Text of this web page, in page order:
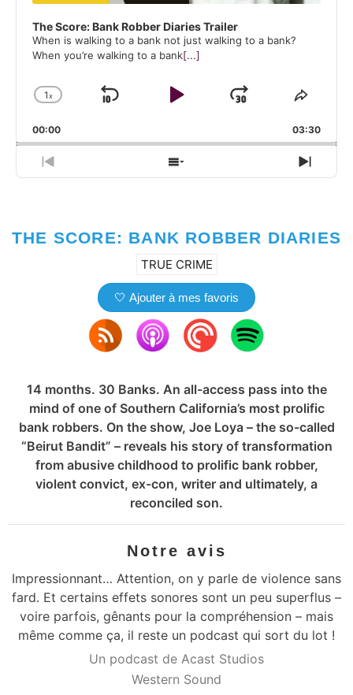
The Score: Bank Robber Diaries Trailer
When is walking to a bank not just walking to a bank?
When you’re walking to a bank[...]
Change Playback Rate
1x Skip Backward
Play Pause
Jump Share
00:00 03:30
Previous EpisodeShow Episodes ListNext
THE SCORE: BANK ROBBER DIARIES
TRUE CRIME
🤍 Ajouter à mes favoris
14 months. 30 Banks. An all-access pass into the
mind of one of Southern California’s most prolific
bank robbers. On the show, Joe Loya – the so-called
“Beirut Bandit” – reveals his story of transformation
from abusive childhood to prolific bank robber,
violent convict, ex-con, writer and ultimately, a
reconciled son.
Notre avis
Impressionnant… Attention, on y parle de violence sans
fard. Et certains effets sonores sont un peu superflus –
voire parfois, gênants pour la compréhension – mais
même comme ça, il reste un podcast qui sort du lot !
Un podcast de Acast Studios
Western Sound